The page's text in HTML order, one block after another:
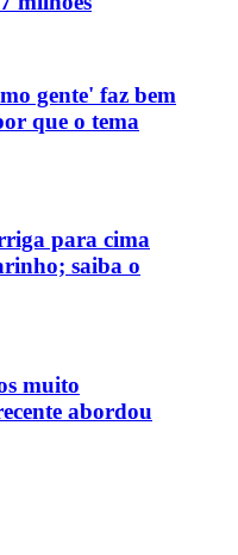
gente' faz bem
que o tema
para cima
saiba o
muito
abordou